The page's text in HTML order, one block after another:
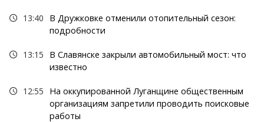
13:40
В Дружковке отменили отопительный сезон:
подробности
13:15
В Славянске закрыли автомобильный мост: что
известно
12:55
На оккупированной Луганщине общественным
организациям запретили проводить поисковые
работы